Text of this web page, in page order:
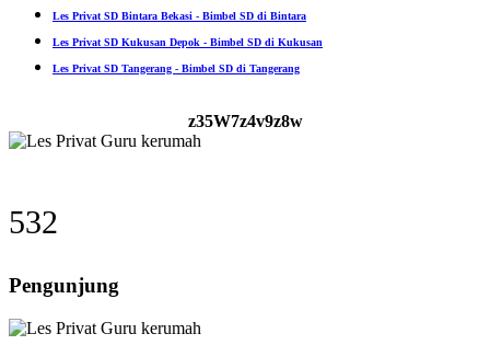
Les Privat SD Bintara Bekasi - Bimbel SD di Bintara
Les Privat SD Kukusan Depok - Bimbel SD di Kukusan
Les Privat SD Tangerang - Bimbel SD di Tangerang
z35W7z4v9z8w
532
Pengunjung